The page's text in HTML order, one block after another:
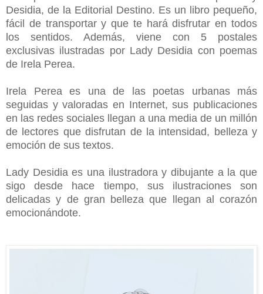
Desidia, de la Editorial Destino. Es un libro pequeño,
fácil de transportar y que te hará disfrutar en todos
los sentidos. Además, viene con 5 postales
exclusivas ilustradas por Lady Desidia con poemas
de Irela Perea.
Irela Perea es una de las poetas urbanas más
seguidas y valoradas en Internet, sus publicaciones
en las redes sociales llegan a una media de un millón
de lectores que disfrutan de la intensidad, belleza y
emoción de sus textos.
Lady Desidia es una ilustradora y dibujante a la que
sigo desde hace tiempo, sus ilustraciones son
delicadas y de gran belleza que llegan al corazón
emocionándote.